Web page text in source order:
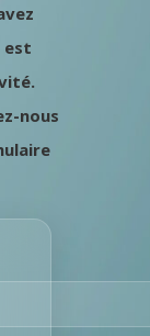
est
nous